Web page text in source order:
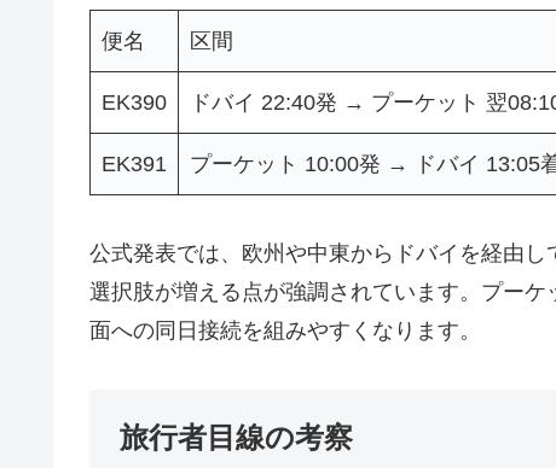
便名 区間
EK390 ドバイ 22:40発 → プーケット 翌
EK391 プーケット 10:00発 → ドバイ 13:05
公式発表では、欧州や中東からドバイを経由
選択肢が増える点が強調されています。プー
面への同日接続を組みやすくなります。
旅行者目線の考察